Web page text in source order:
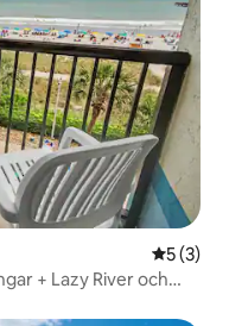
5 av 5 i
5 (3)
+ Lazy River och